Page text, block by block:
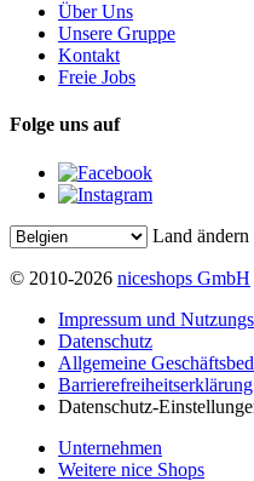
Über Uns
Unsere Gruppe
Kontakt
Freie Jobs
Folge uns auf
Land ändern
© 2010-2026 niceshops GmbH
Impressum und
Datenschutz
Allgemeine
Barrierefreiheitserklärung
Datenschutz-
Unternehmen
Weitere nice Shops